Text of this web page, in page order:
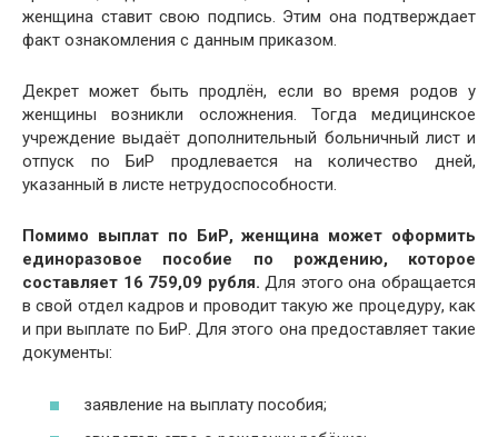
женщина ставит свою подпись. Этим она подтверждает
факт ознакомления с данным приказом.
Декрет может быть продлён, если во время родов у
женщины возникли осложнения. Тогда медицинское
учреждение выдаёт дополнительный больничный лист и
отпуск по БиР продлевается на количество дней,
указанный в листе нетрудоспособности.
Помимо выплат по БиР, женщина может оформить
единоразовое пособие по рождению, которое
составляет 16 759,09 рубля. Для этого она обращается
в свой отдел кадров и проводит такую же процедуру, как
и при выплате по БиР. Для этого она предоставляет такие
документы:
заявление на выплату пособия;